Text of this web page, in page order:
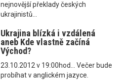
nejnovější překlady českých
ukrajinistů...
Ukrajina blízká i vzdálená
aneb Kde vlastně začíná
Východ?
23.10.2012 v 19:00hod... Večer bude
probíhat v anglickém jazyce.